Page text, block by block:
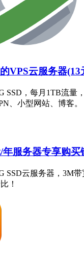
VPS云服务器(13
SSD，每月1TB流量
、小型网站、博客。
年服务器专享购买
SSD云服务器，3M
！